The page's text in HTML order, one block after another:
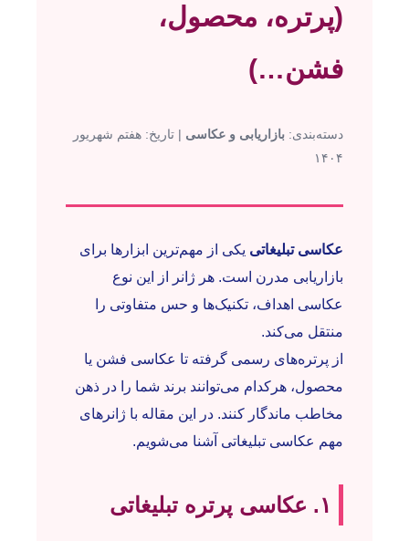
(پرتره، محصول،
فشن…)
دسته‌بندی: بازاریابی و عکاسی | تاریخ: هفتم شهریور
۱۴۰۴
عکاسی تبلیغاتی یکی از مهم‌ترین ابزارها برای
بازاریابی مدرن است. هر ژانر از این نوع
عکاسی اهداف، تکنیک‌ها و حس متفاوتی را
منتقل می‌کند.
از پرتره‌های رسمی گرفته تا عکاسی فشن یا
محصول، هرکدام می‌توانند برند شما را در ذهن
مخاطب ماندگار کنند. در این مقاله با ژانرهای
مهم عکاسی تبلیغاتی آشنا می‌شویم.
۱. عکاسی پرتره تبلیغاتی